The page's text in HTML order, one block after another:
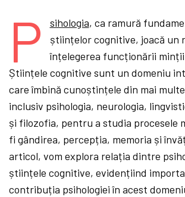
P sihologia, ca ramură
științelor cognitive, joacă un
înțelegerea funcționării minții
Științele cognitive sunt un domeniu
care îmbină cunoștințele din mai
inclusiv psihologia, neurologia,
și filozofia, pentru a studia procesele
fi gândirea, percepția, memoria și
articol, vom explora relația dintre
științele cognitive, evidențiind
contribuția psihologiei în acest